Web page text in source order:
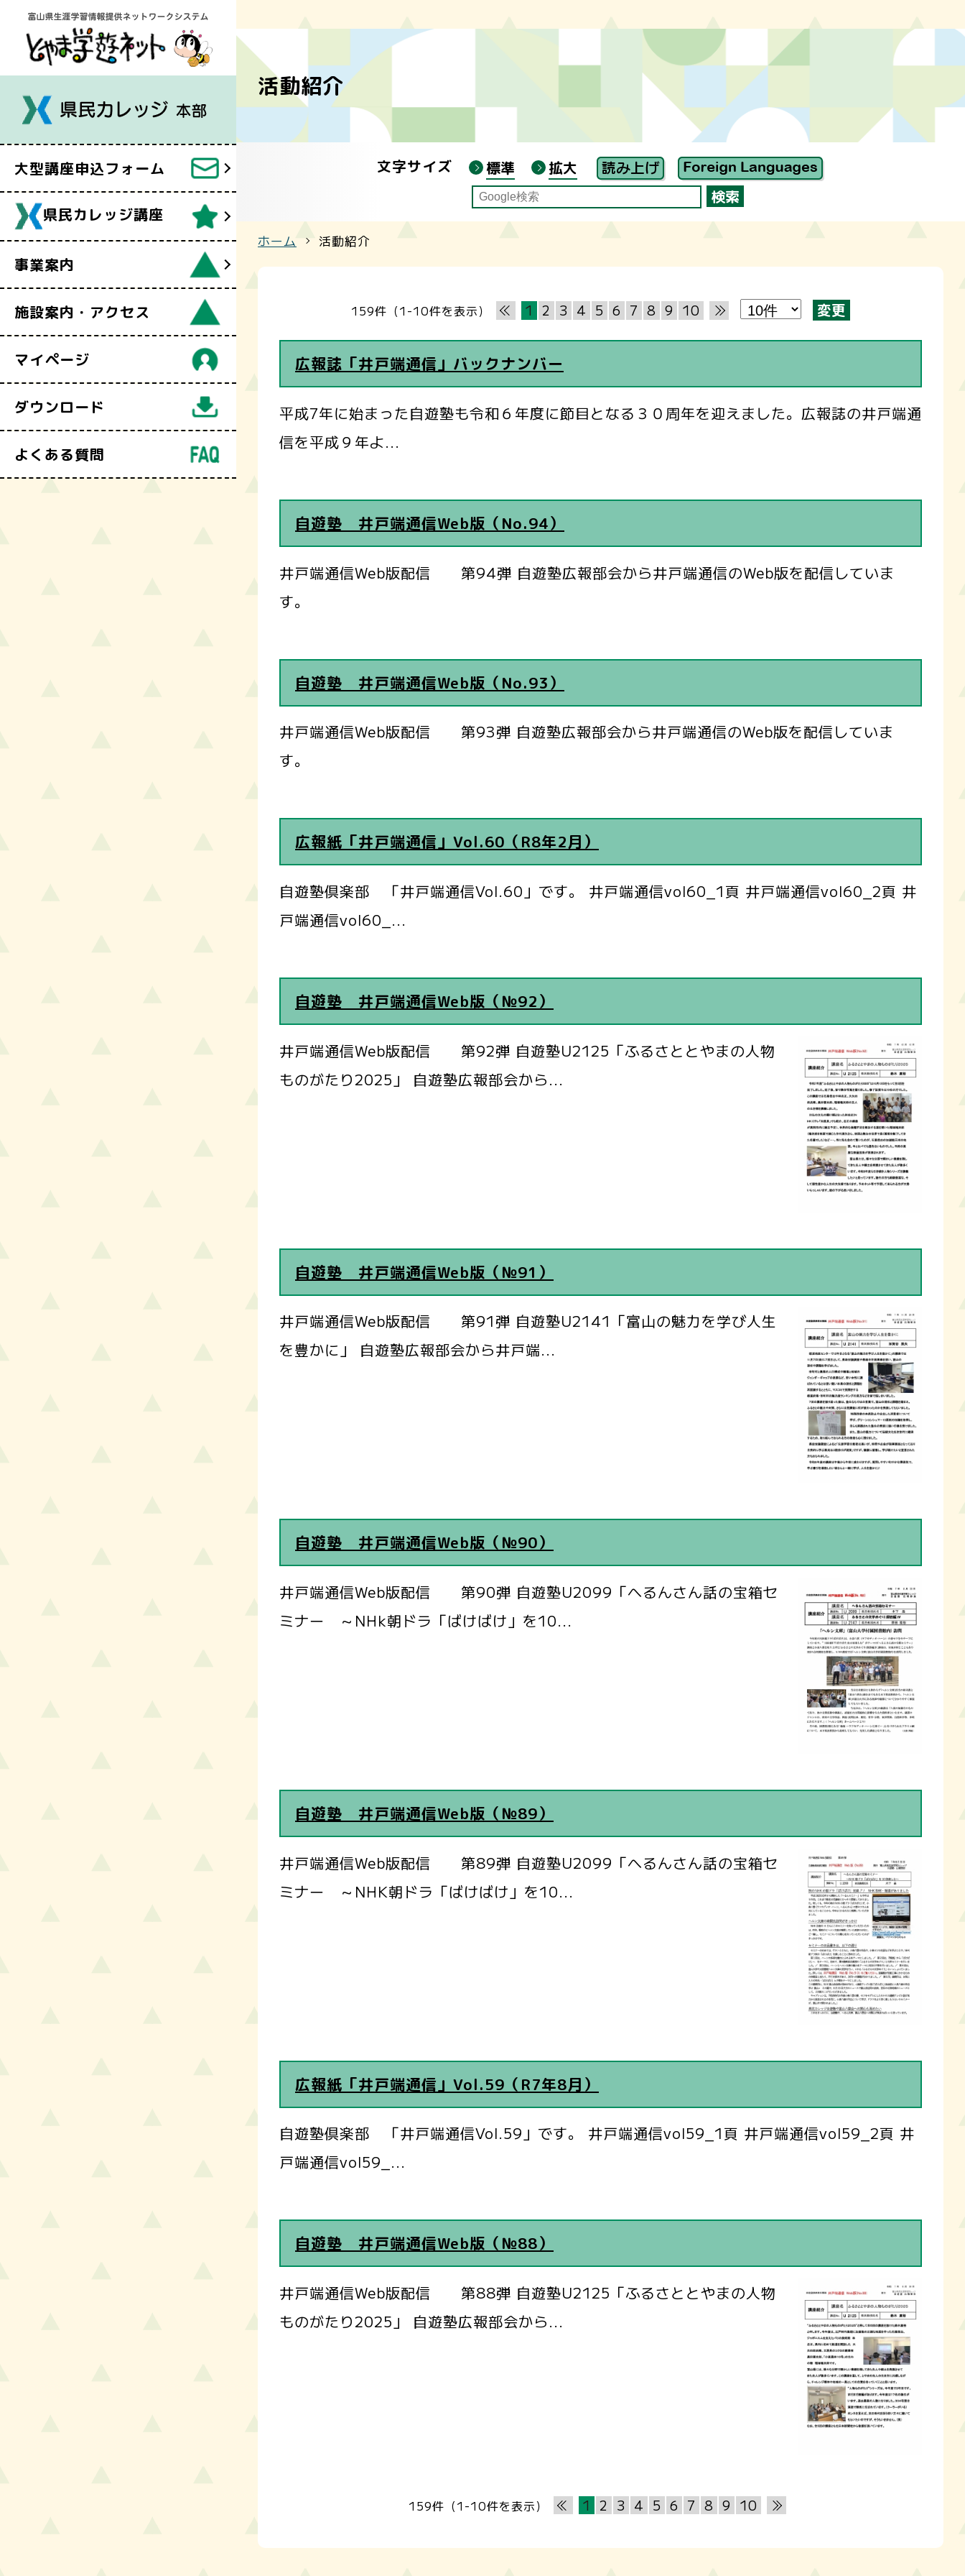
大型講座申込フォーム
令和８年度 夏季講座（渡部陽一氏講演会）申込み
フォーム
県民カレッジ講座
講座案内
県民カレッジ主催講座
県民カレッジ連携講座
「オンライン自宅受講」について
事業案内
事業案内
雷鳥会
県民カレッジ叢書
施設案内・アクセス
マイページ
ダウンロード
よくある質問
活動紹介
文字サイズ 標準 拡大
ホーム 活動紹介
159件（1-10件を表示） 1 2 3 4 5 6 7 8 9 10
広報誌「井戸端通信」バックナンバー
平成7年に始まった自遊塾も令和６年度に節目となる３０周年を迎えました。広報誌の井戸端通
信を平成９年よ...
自遊塾 井戸端通信Web版（No.94）
井戸端通信Web版配信 第94弾 自遊塾広報部会から井戸端通信のWeb版を配信していま
す。
自遊塾 井戸端通信Web版（No.93）
井戸端通信Web版配信 第93弾 自遊塾広報部会から井戸端通信のWeb版を配信していま
す。
広報紙「井戸端通信」Vol.60（R8年2月）
自遊塾倶楽部 「井戸端通信Vol.60」です。 井戸端通信vol60_1頁 井戸端通信vol60_2頁 井
戸端通信vol60_...
自遊塾 井戸端通信Web版（№92）
井戸端通信Web版配信 第92弾 自遊塾U2125「ふるさととやまの人物
ものがたり2025」 自遊塾広報部会から...
自遊塾 井戸端通信Web版（№91）
井戸端通信Web版配信 第91弾 自遊塾U2141「富山の魅力を学び人生
を豊かに」 自遊塾広報部会から井戸端...
自遊塾 井戸端通信Web版（№90）
井戸端通信Web版配信 第90弾 自遊塾U2099「へるんさん話の宝箱セ
ミナー ～NHk朝ドラ「ばけばけ」を10...
自遊塾 井戸端通信Web版（№89）
井戸端通信Web版配信 第89弾 自遊塾U2099「へるんさん話の宝箱セ
ミナー ～NHK朝ドラ「ばけばけ」を10...
広報紙「井戸端通信」Vol.59（R7年8月）
自遊塾倶楽部 「井戸端通信Vol.59」です。 井戸端通信vol59_1頁 井戸端通信vol59_2頁 井
戸端通信vol59_...
自遊塾 井戸端通信Web版（№88）
井戸端通信Web版配信 第88弾 自遊塾U2125「ふるさととやまの人物
ものがたり2025」 自遊塾広報部会から...
159件（1-10件を表示） 1 2 3 4 5 6 7 8 9 10